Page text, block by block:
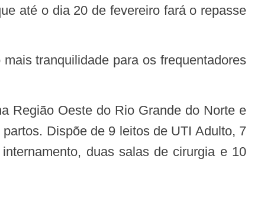
até o dia 20 de fevereiro fará o repasse
Dispõe de 9 leitos de UTI Adulto, 7
duas salas de cirurgia e 10